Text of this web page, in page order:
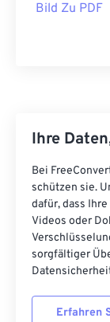
Bild Zu PDF
Ihre
Bei
schützen sie.
dafür, dass
Videos oder
sorgfältiger
Erfahren